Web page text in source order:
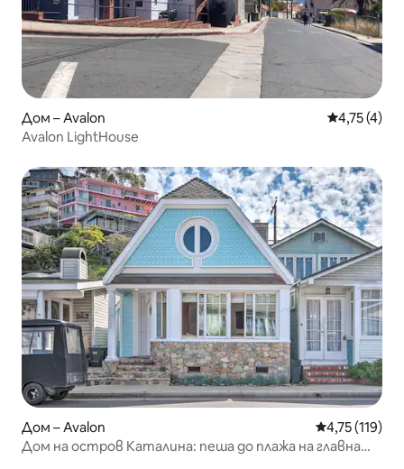
Дом – Avalon Средна
4,75 (4)
Avalon LightHouse
Дом – Avalon Средна
4,75 (119)
Дом на остров Каталина: пеша до плажа на главната